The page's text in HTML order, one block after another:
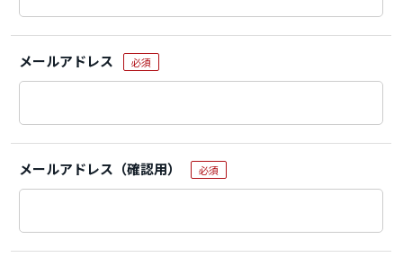
メールアドレス 必須
メールアドレス（確認用） 必須